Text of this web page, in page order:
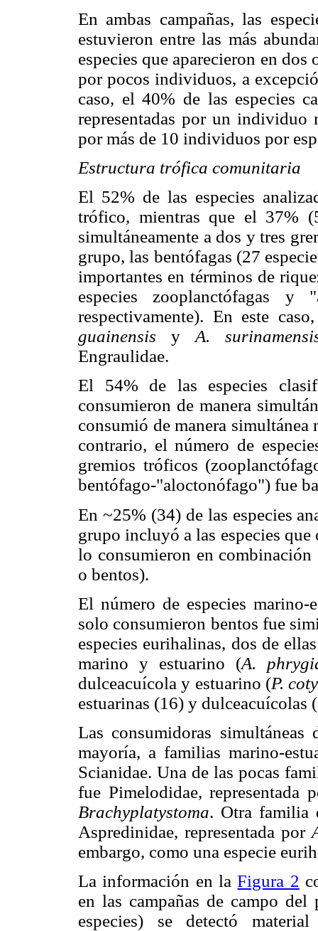
En ambas campañas, las
estuvieron entre las más
especies que aparecieron en dos
por pocos individuos, a
caso, el 40% de las especies
representadas por un individuo
por más de 10 individuos por
Estructura trófica comunitaria
El 52% de las especies
trófico, mientras que el 37%
simultáneamente a dos y tres
grupo, las bentófagas (27
importantes en términos de
especies zooplanctófagas
respectivamente). En este
guainensis y A.
Engraulidae.
El 54% de las especies
consumieron de manera
consumió de manera
contrario, el número de
gremios tróficos
bentófago-"aloctonófago") fue
En ~25% (34) de las especies
grupo incluyó a las especies
lo consumieron en
o bentos).
El número de especies
solo consumieron bentos fue
especies eurihalinas, dos de
marino y estuarino (A.
dulceacuícola y estuarino (P.
estuarinas (16) y dulceacuícolas
Las consumidoras
mayoría, a familias marino-
Scianidae. Una de las pocas
fue Pimelodidae, representada
Brachyplatystoma. Otra familia
Aspredinidae, representada por
embargo, como una especie
La información en laFigura 2
en las campañas de campo
especies) se detectó